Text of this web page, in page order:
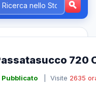
720
Pubblicato | Visite 2635